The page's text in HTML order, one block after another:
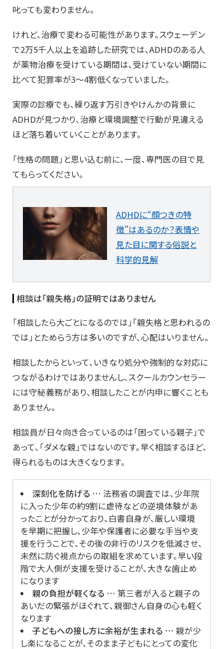
叱っても変わりません。
けれど、治療で変わる可能性があります。スウェーデン
で2万5千人以上を追跡した研究では、ADHDのある人
が薬物治療を受けている期間は、受けていない期間に
比べて犯罪率が3〜4割低くなっていました。
実際の診療でも、繰り返す万引きやけんかの背景に
ADHDが見つかり、治療と環境調整で行動が見違える
ほど落ち着いていくことがあります。
「性格の問題」と思い込む前に、一度、専門医の目で見
てもらってください。
ADHDに“顔つきの特
徴”はあるのか？表情や
見た目に関する俗説と
科学的見解
相談は「親失格」の証明ではありません
「相談したら大ごとになるのでは」「親失格と思われるの
では」とためらう方は多いのですが、心配はいりません。
相談したからといって、いきなり処分や強制的な対応に
つながるわけではありませんし、スクールカウンセラー
には守秘義務があり、相談したことが内申に響くことも
ありません。
相談員が日々向き合っているのは「困っている親子」で
あって、「ダメな親」ではないのです。早く相談するほど、
得られるものは大きくなります。
深刻化を防げる … 法務省の調査では、少年院
に入った少年の約9割に虐待などの逆境体験があ
ったことが分かっており、白書自身が、厳しい環境
を早期に把握し、少年や保護者に必要な手当や支
援を行うことで、その後の非行のリスクを低減させ、
未然に防ぐ視点からの取組を求めています。早い段
階で大人側が支援を受けることが、大きな歯止め
になります
親の負担が軽くなる … 第三者が入ると親子の
あいだの緊張がほぐれて、親御さん自身の心も軽く
なります
子どもへの接し方に余裕が生まれる … 親が少
し楽になることが、そのまま子どもにとっての変化